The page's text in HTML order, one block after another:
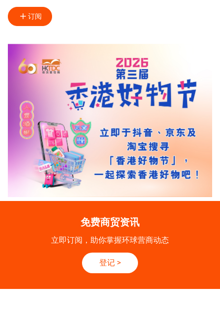
订阅
免费商贸资讯
立即订阅，助你掌握环球营商动态
登记 >